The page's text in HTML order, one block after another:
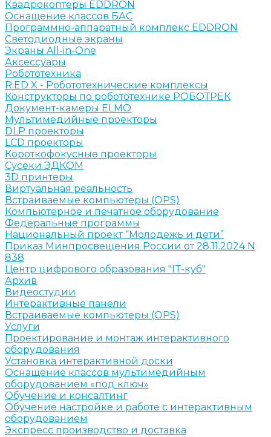
Квадрокоптеры EDDRON
Оснащение классов БАС
Программно-аппаратный комплекс EDDRON
Светодиодные экраны
Экраны All-in-One
Аксессуары
Робототехника
R:ED X - Робототехнические комплексы
Конструкторы по робототехнике РОБОТРЕК
Документ-камеры ELMO
Мультимедийные проекторы
DLP проекторы
LCD проекторы
Короткофокусные проекторы
Сусеки ЭДКОМ
3D принтеры
Виртуальная реальность
Встраиваемые компьютеры (OPS)
Компьютерное и печатное оборудование
Федеральные программы
Национальный проект “Молодежь и дети”
Приказ Минпросвещения России от 28.11.2024 N
838
Центр цифрового образования "IT-куб"
Архив
Видеостудии
Интерактивные панели
Встраиваемые компьютеры (OPS)
Услуги
Проектирование и монтаж интерактивного
оборудования
Установка интерактивной доски
Оснащение классов мультимедийным
оборудованием «под ключ»
Обучение и консалтинг
Обучение настройке и работе с интерактивным
оборудованием
Экспресс производство и доставка